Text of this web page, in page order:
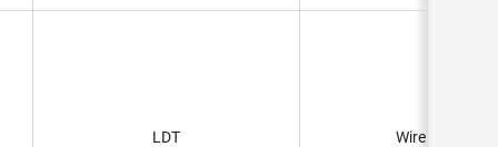
LDT Wire Leads